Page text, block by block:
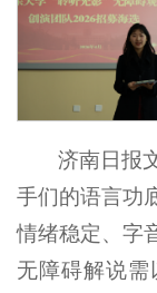
济南日报
手们的语言功
情绪稳定、字
无障碍解说